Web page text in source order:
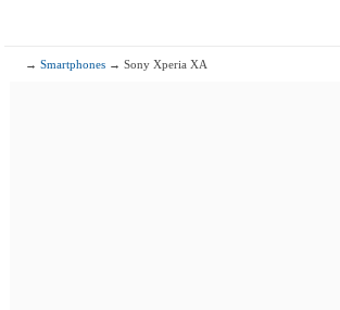
→Smartphones → Sony Xperia XA